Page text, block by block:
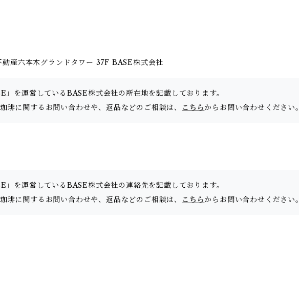
産六本木グランドタワー 37F BASE株式会社
を運営しているBASE株式会社の所在地を記載しております。
琲に関するお問い合わせや、返品などのご相談は、
こちらからお問い合わせください。
を運営しているBASE株式会社の連絡先を記載しております。
琲に関するお問い合わせや、返品などのご相談は、
こちらからお問い合わせください。